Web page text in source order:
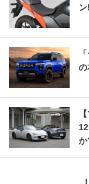
の
か